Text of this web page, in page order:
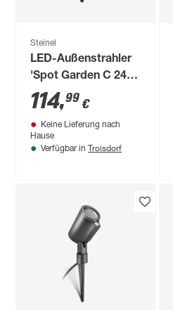
Steinel
LED-Außenstrahler
'Spot Garden C 24V'
7,8 W 363 lm
warmweiß,
neutralweiß,
Farbwechsler IP 65
114,99 €
Keine Lieferung nach
Hause
Verfügbar in Troisdorf